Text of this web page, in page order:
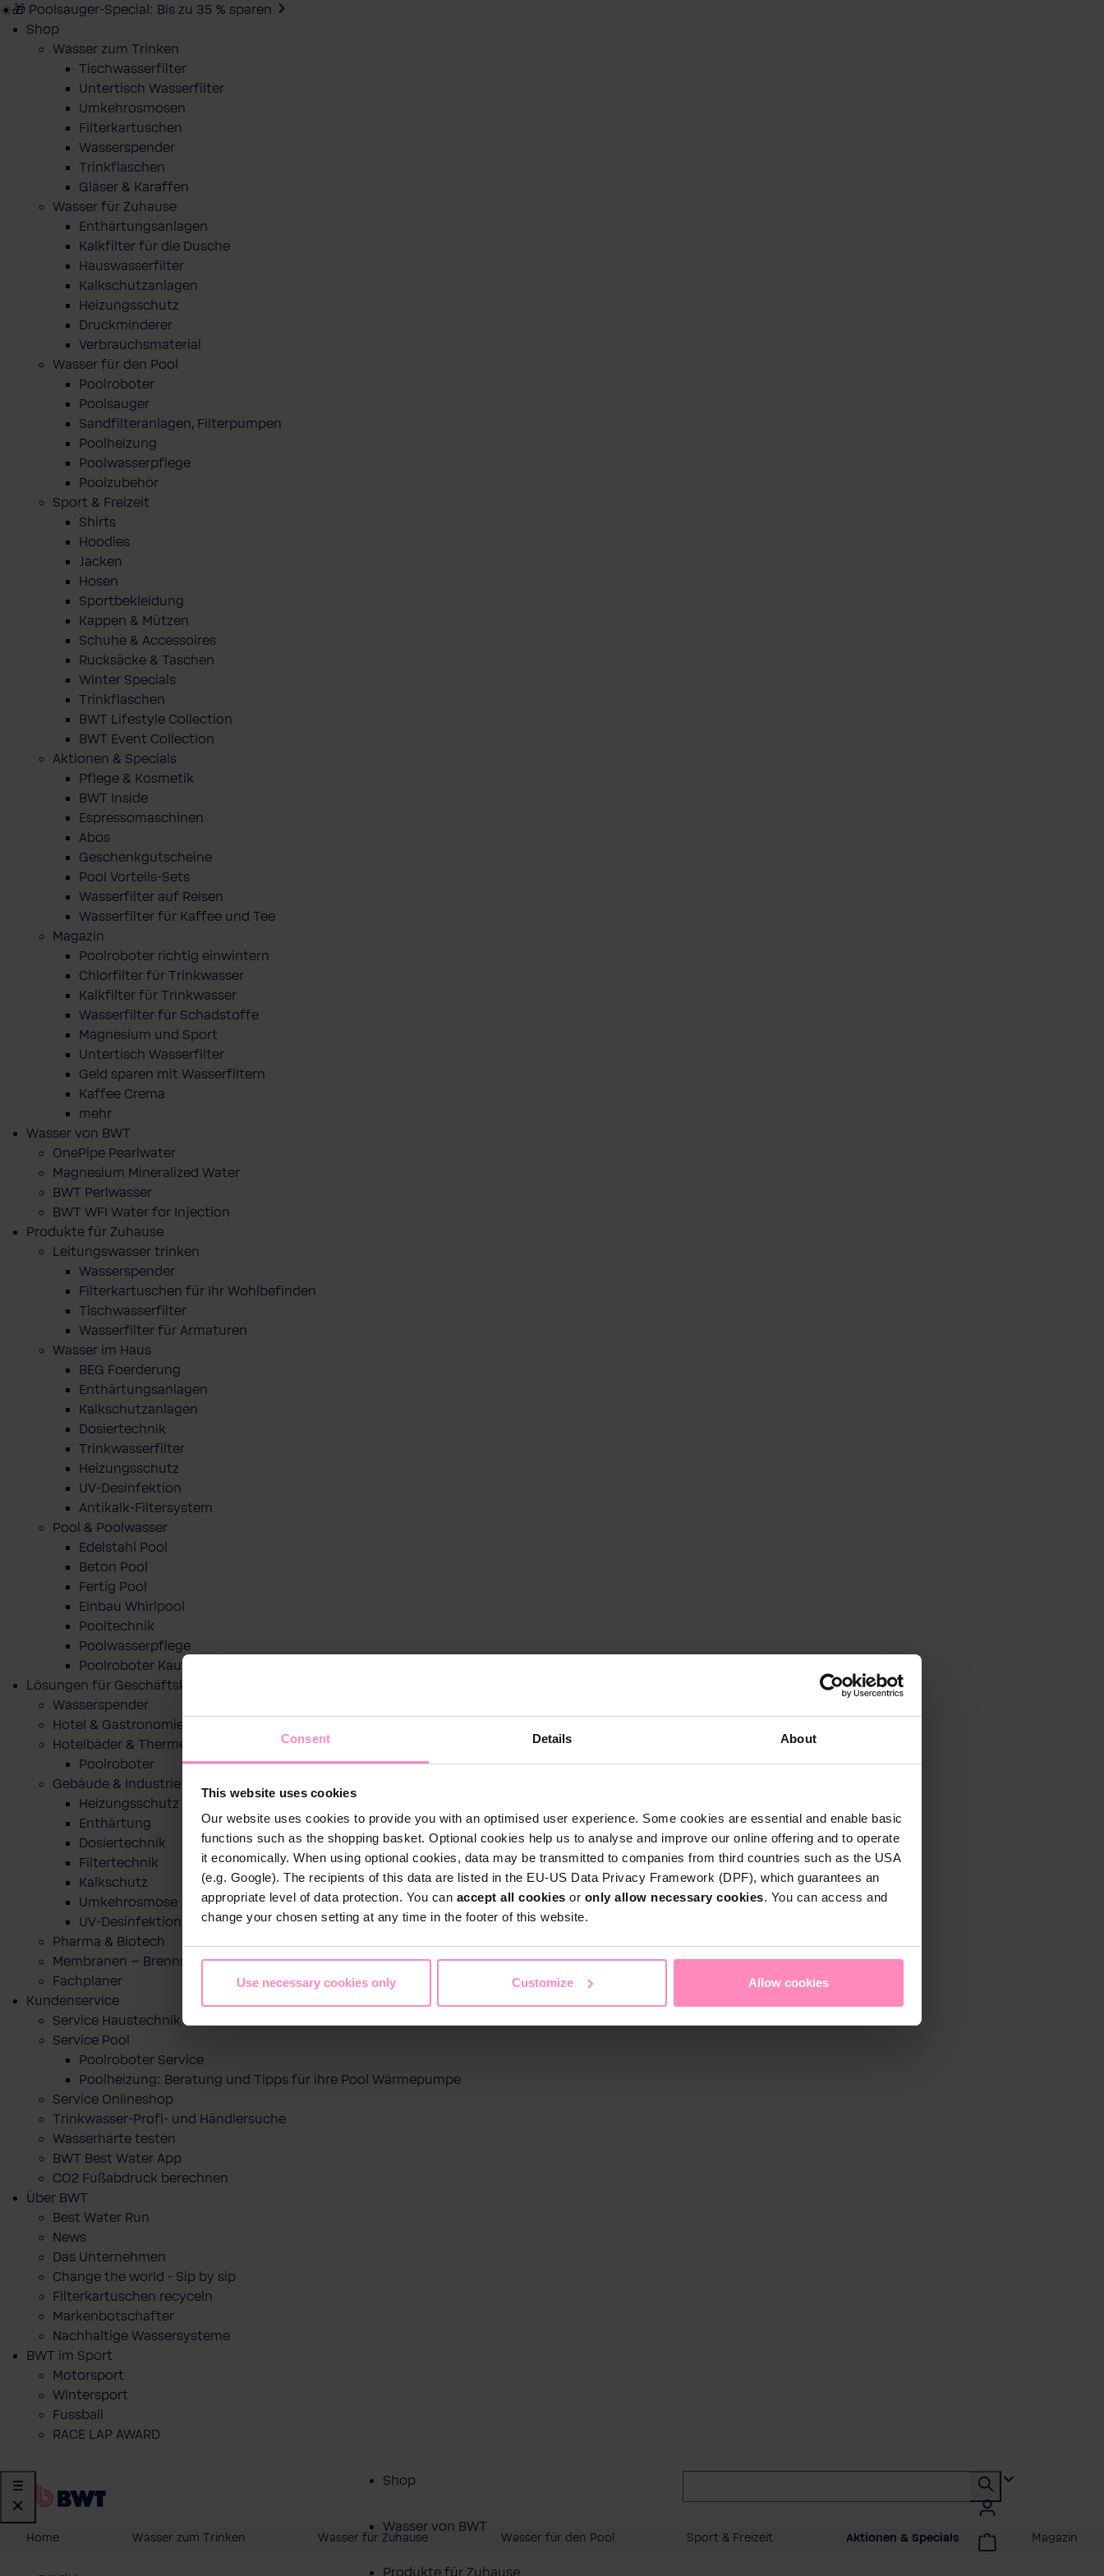
Consent Details About
This website uses cookies
Our website uses cookies to provide you with an optimised user experience. Some cookies are essential and enable basic
functions such as the shopping basket. Optional cookies help us to analyse and improve our online offering and to operate
it economically. When using optional cookies, data may be transmitted to companies from third countries such as the USA
(e.g. Google). The recipients of this data are listed in the EU-US Data Privacy Framework (DPF), which guarantees an
appropriate level of data protection. You can accept all cookies or only allow necessary cookies. You can access and
change your chosen setting at any time in the footer of this website.
Use necessary cookies only Customize Allow cookies
☀️🎁 Poolsauger-Special: Bis zu 35 % sparen
Shop
Wasser zum Trinken
Tischwasserfilter
Untertisch Wasserfilter
Umkehrosmosen
Filterkartuschen
Wasserspender
Trinkflaschen
Gläser & Karaffen
Wasser für Zuhause
Enthärtungsanlagen
Kalkfilter für die Dusche
Hauswasserfilter
Kalkschutzanlagen
Heizungsschutz
Druckminderer
Verbrauchsmaterial
Wasser für den Pool
Poolroboter
Poolsauger
Sandfilteranlagen, Filterpumpen
Poolheizung
Poolwasserpflege
Poolzubehör
Sport & Freizeit
Shirts
Hoodies
Jacken
Hosen
Sportbekleidung
Kappen & Mützen
Schuhe & Accessoires
Rucksäcke & Taschen
Winter Specials
Trinkflaschen
BWT Lifestyle Collection
BWT Event Collection
Aktionen & Specials
Pflege & Kosmetik
BWT Inside
Espressomaschinen
Abos
Geschenkgutscheine
Pool Vorteils-Sets
Wasserfilter auf Reisen
Wasserfilter für Kaffee und Tee
Magazin
Poolroboter richtig einwintern
Chlorfilter für Trinkwasser
Kalkfilter für Trinkwasser
Wasserfilter für Schadstoffe
Magnesium und Sport
Untertisch Wasserfilter
Geld sparen mit Wasserfiltern
Kaffee Crema
mehr
Wasser von BWT
OnePipe Pearlwater
Magnesium Mineralized Water
BWT Perlwasser
BWT WFI Water for Injection
Produkte für Zuhause
Leitungswasser trinken
Wasserspender
Filterkartuschen für Ihr Wohlbefinden
Tischwasserfilter
Wasserfilter für Armaturen
Wasser im Haus
BEG Foerderung
Enthärtungsanlagen
Kalkschutzanlagen
Dosiertechnik
Trinkwasserfilter
Heizungsschutz
UV-Desinfektion
Antikalk-Filtersystem
Pool & Poolwasser
Edelstahl Pool
Beton Pool
Fertig Pool
Einbau Whirlpool
Pooltechnik
Poolwasserpflege
Poolroboter Kaufberatung und Tipps
Lösungen für Geschäftskunden
Wasserspender
Hotel & Gastronomie
Hotelbäder & Thermen
Poolroboter
Gebäude & Industrie
Heizungsschutz
Enthärtung
Dosiertechnik
Filtertechnik
Kalkschutz
Umkehrosmose
UV-Desinfektion
Pharma & Biotech
Membranen – Brennstoffzelle
Fachplaner
Kundenservice
Service Haustechnik
Service Pool
Poolroboter Service
Poolheizung: Beratung und Tipps für ihre Pool Wärmepumpe
Service Onlineshop
Trinkwasser-Profi- und Händlersuche
Wasserhärte testen
BWT Best Water App
CO2 Fußabdruck berechnen
Über BWT
Best Water Run
News
Das Unternehmen
Change the world - Sip by sip
Filterkartuschen recyceln
Markenbotschafter
Nachhaltige Wassersysteme
BWT im Sport
Motorsport
Wintersport
Fussball
RACE LAP AWARD
Shop
Wasser von BWT
Produkte für Zuhause
Home Wasser zum Trinken Wasser für Zuhause Wasser für den Pool Sport & Freizeit Aktionen & Specials Magazin